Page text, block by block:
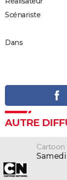
Scénariste
Dans
AUTRE